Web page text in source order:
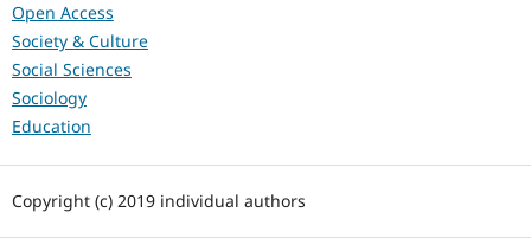
Open Access
Society & Culture
Social Sciences
Sociology
Education
Copyright (c) 2019 individual authors